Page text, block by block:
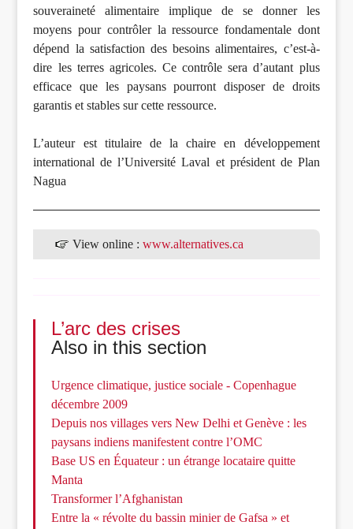
souveraineté alimentaire implique de se donner les
moyens pour contrôler la ressource fondamentale dont
dépend la satisfaction des besoins alimentaires, c’est-à-
dire les terres agricoles. Ce contrôle sera d’autant plus
efficace que les paysans pourront disposer de droits
garantis et stables sur cette ressource.
L’auteur est titulaire de la chaire en développement
international de l’Université Laval et président de Plan
Nagua
View online :www.alternatives.ca
L’arc des crises
Also in this section
Urgence climatique, justice sociale - Copenhague
décembre 2009
Depuis nos villages vers New Delhi et Genève : les
paysans indiens manifestent contre l’OMC
Base US en Équateur : un étrange locataire quitte
Manta
Transformer l’Afghanistan
Entre la « révolte du bassin minier de Gafsa » et